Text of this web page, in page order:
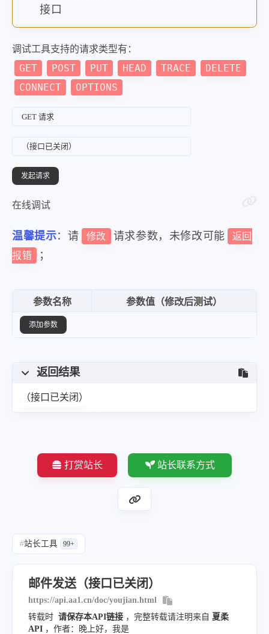
接口
调试工具支持的请求类型有：
GET POST PUT HEAD TRACE
DELETE
CONNECT
OPTIONS
在线调试
温馨提示：请 修改 请求参数，未修改可能
返回
报错
；
参数名称 参数值（修改后测试）
添加参数
返回结果
（接口已关闭）
打赏站长 站长联系方式
#站长工具 99+
邮件发送（接口已关闭）
https://api.aa1.cn/doc/youjian.html
转载时 请保存本API链接 ，完整转载请注明来自 夏柔
API ，作者：晚上好，我是